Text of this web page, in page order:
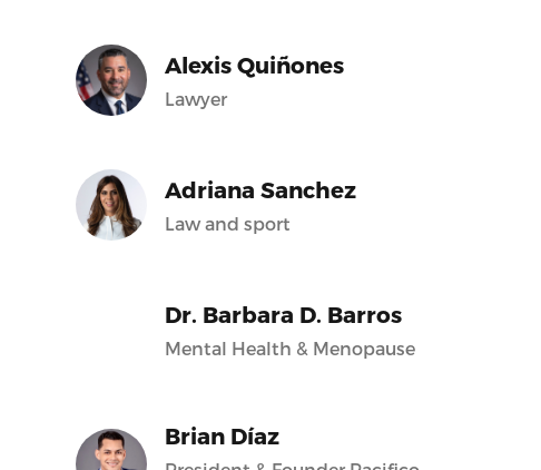
Alexis Quiñones
Lawyer
Adriana Sanchez
Law and sport
Dr. Barbara D. Barros
Mental Health & Menopause
Brian Díaz